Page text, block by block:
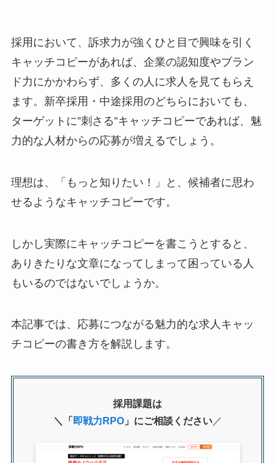
採用において、訴求力が強くひと目で興味を引く
キャッチコピーがあれば、企業の認知度やブラン
ド力にかかわらず、多くの人に求人を見てもらえ
ます。新卒採用・中途採用のどちらにおいても、
ターゲットに”刺さる”キャッチコピーであれば、魅
力的な人材からの応募が増えるでしょう。
理想は、「もっと知りたい！」と、候補者に思わ
せるようなキャッチコピーです。
しかし実際にキャッチコピーを書こうとすると、
ありきたりな文章になってしまって困っている人
もいるのではないでしょうか。
本記事では、応募につながる魅力的な求人キャッ
チコピーの書き方を解説します。
採用課題は
＼「 即戦力RPO」にご相談ください／